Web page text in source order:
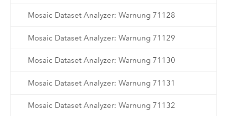
Mosaic Dataset Analyzer: Warnung 71128
Mosaic Dataset Analyzer: Warnung 71129
Mosaic Dataset Analyzer: Warnung 71130
Mosaic Dataset Analyzer: Warnung 71131
Mosaic Dataset Analyzer: Warnung 71132